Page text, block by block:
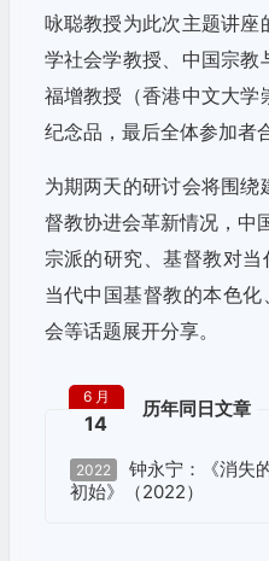
咏聪教授为此次主题讲座
学社会学教授、中国宗教
福增教授（香港中文大学
纪念品，最后全体参加者
为期两天的研讨会将围
督教协进会革新情况，中
宗派的研究、基督教对当
当代中国基督教的本色化
会等话题展开分享。
历年同日文章
6 月
14
2022
钟永宁：《消失
初始》（2022）